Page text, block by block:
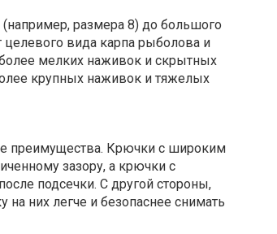
размера 8) до большого
вида карпа рыболова и
мелких наживок и скрытных
крупных наживок и тяжелых
преимущества. Крючки с широким
зазору, а крючки с
подсечки. С другой стороны,
на них легче и безопаснее снимать